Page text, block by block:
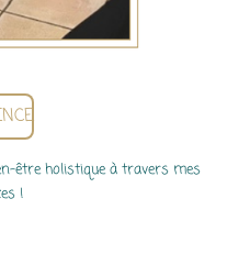
être holistique à travers mes
!